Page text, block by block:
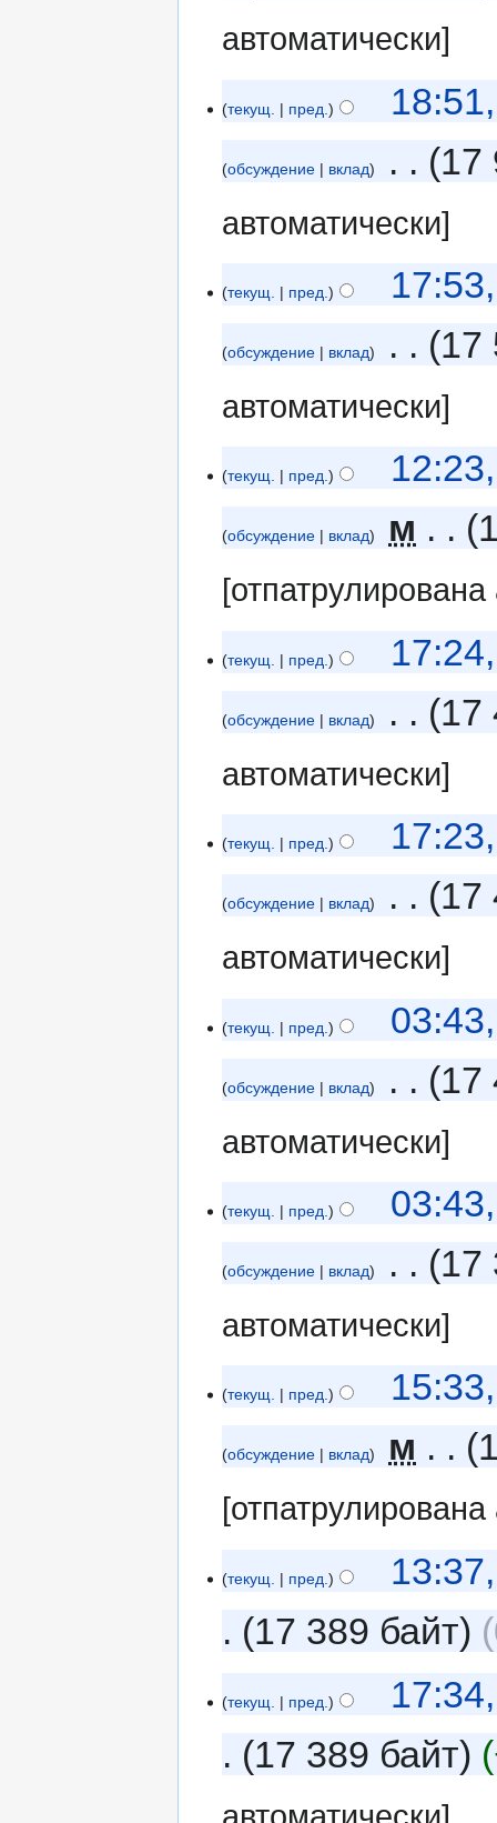
автоматически]
текущ. пред.
обсуждение вклад 17
автоматически]
текущ. пред.
обсуждение вклад 17
автоматически]
текущ. пред.
обсуждение вклад м
текущ. пред.
обсуждение вклад 17
автоматически]
текущ. пред.
обсуждение вклад 17
автоматически]
текущ. пред.
обсуждение вклад 17
автоматически]
текущ. пред.
обсуждение вклад 17
автоматически]
текущ. пред.
обсуждение вклад м
текущ. пред.
17 389 байт
текущ. пред.
17 389 байт